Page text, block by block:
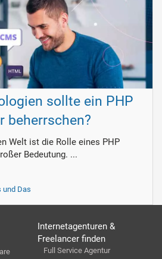
sollte ein PHP
beherrschen?
Welt ist die Rolle eines PHP
Bedeutung. ...
und Das
Internetagenturen &
Freelancer finden
Full Service Agentur